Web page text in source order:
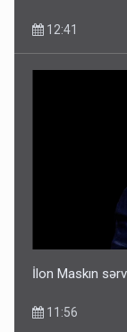
12:41
İlon Maskın
11:56